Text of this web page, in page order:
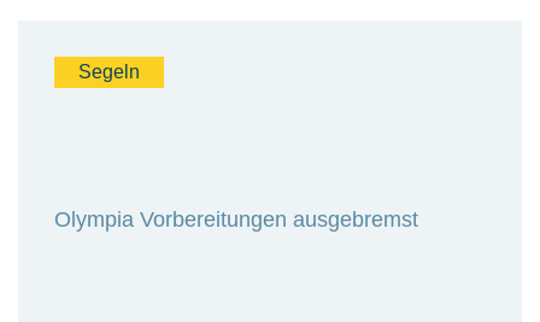
Segeln
Olympia Vorbereitungen ausgebremst